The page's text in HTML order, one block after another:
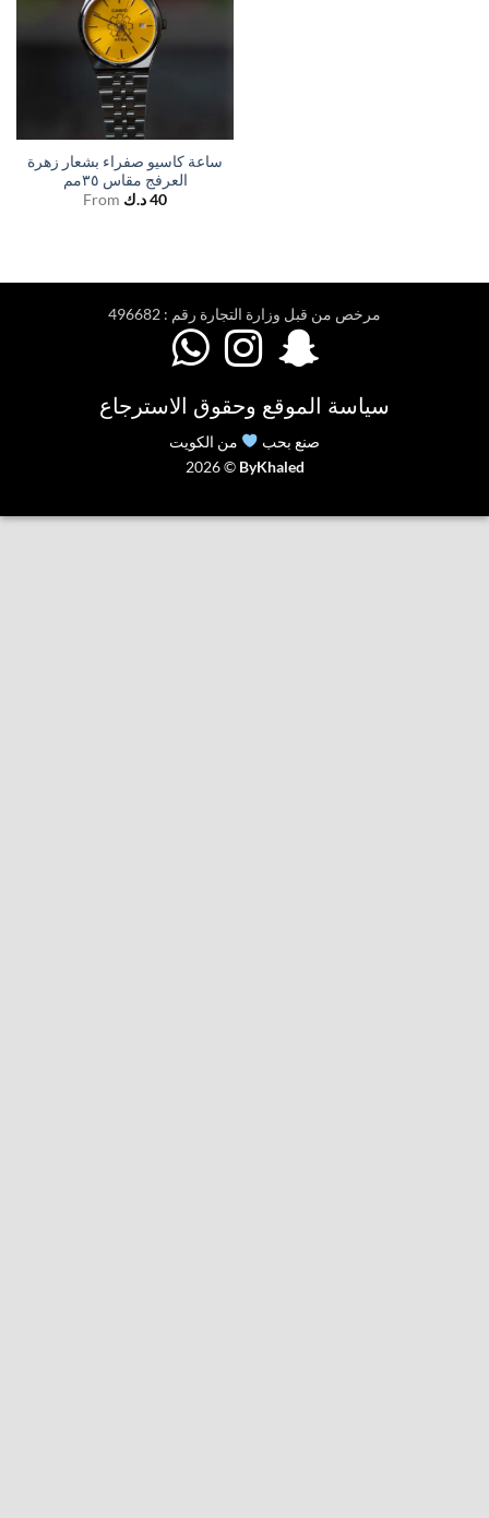
ساعة كاسيو صفراء بشعار زهرة
العرفج مقاس ٣٥مم
From
40د.ك
مرخص من قبل وزارة التجارة رقم : 496682
  
سياسة الموقع وحقوق الاسترجاع
صنع بحب
من الكويت
2026 © ByKhaled